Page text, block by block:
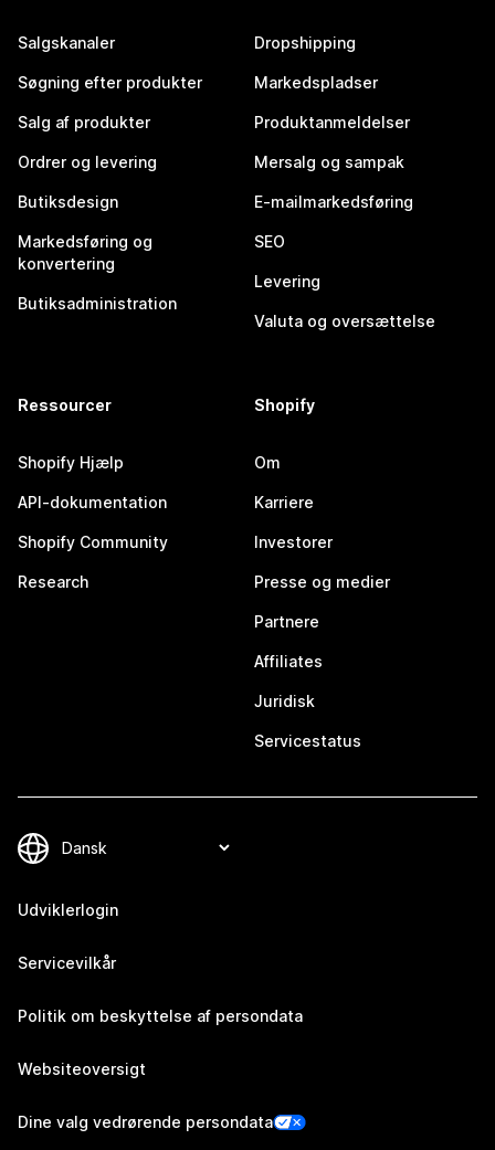
Salgskanaler
Søgning efter produkter
Salg af produkter
Ordrer og levering
Butiksdesign
Markedsføring og
konvertering
Butiksadministration
Dropshipping
Markedspladser
Produktanmeldelser
Mersalg og sampak
E-mailmarkedsføring
SEO
Levering
Valuta og oversættelse
Ressourcer
Shopify Hjælp
API-dokumentation
Shopify Community
Research
Shopify
Om
Karriere
Investorer
Presse og medier
Partnere
Affiliates
Juridisk
Servicestatus
Udviklerlogin
Servicevilkår
Politik om beskyttelse af persondata
Websiteoversigt
Dine valg vedrørende persondata